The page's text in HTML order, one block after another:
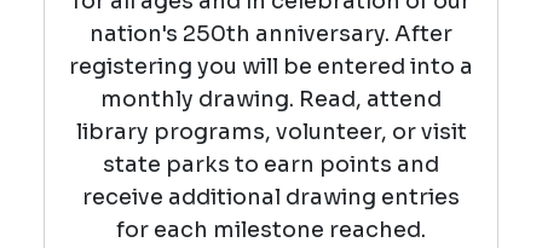
nation's 250th anniversary. After
registering you will be entered into a
monthly drawing. Read, attend
library programs, volunteer, or visit
state parks to earn points and
receive additional drawing entries
for each milestone reached.